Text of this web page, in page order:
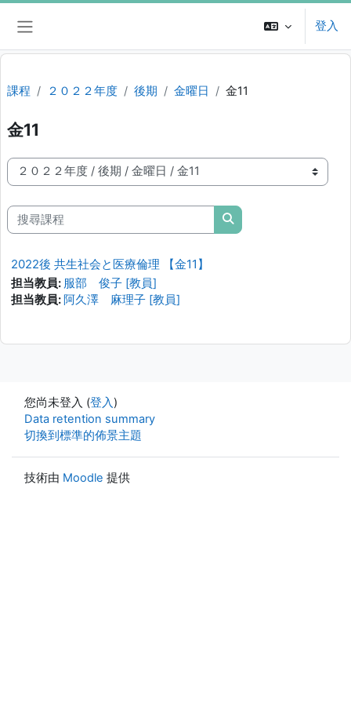
跳至主內容
登入
課程 ２０２２年度 後期 金曜日 金11
金11
課程類別
搜尋課程
搜尋課程
2022後 共生社会と医療倫理 【金11】
担当教員: 服部 俊子 [教員]
担当教員: 阿久澤 麻理子 [教員]
您尚未登入 (登入)
Data retention summary
切換到標準的佈景主題
技術由 Moodle 提供